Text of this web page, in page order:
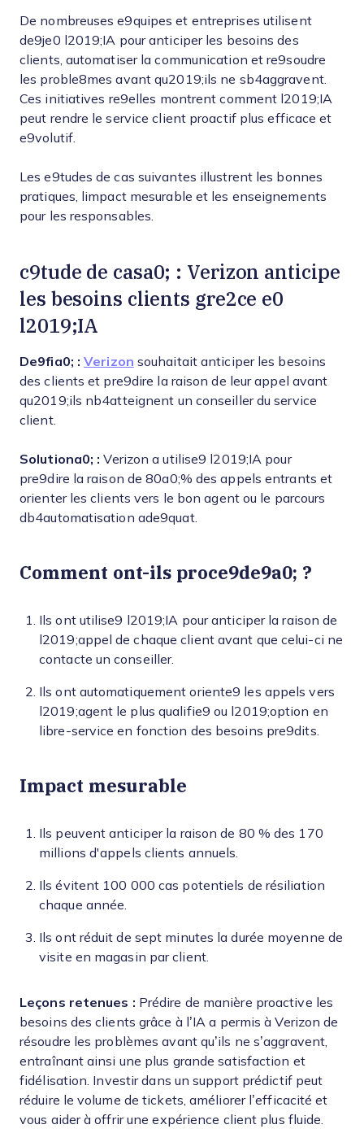
De nombreuses e9quipes et entreprises utilisent
de9je0 l2019;IA pour anticiper les besoins des
clients, automatiser la communication et re9soudre
les proble8mes avant qu2019;ils ne sb4aggravent.
Ces initiatives re9elles montrent comment l2019;IA
peut rendre le service client proactif plus efficace et
e9volutif.
Les e9tudes de cas suivantes illustrent les bonnes
pratiques, limpact mesurable et les enseignements
pour les responsables.
c9tude de casa0; : Verizon anticipe
les besoins clients gre2ce e0
l2019;IA
De9fia0; : Verizon souhaitait anticiper les besoins
des clients et pre9dire la raison de leur appel avant
qu2019;ils nb4atteignent un conseiller du service
client.
Solutiona0; : Verizon a utilise9 l2019;IA pour
pre9dire la raison de 80a0;% des appels entrants et
orienter les clients vers le bon agent ou le parcours
db4automatisation ade9quat.
Comment ont-ils proce9de9a0; ?
Ils ont utilise9 l2019;IA pour anticiper la raison de
l2019;appel de chaque client avant que celui-ci ne
contacte un conseiller.
Ils ont automatiquement oriente9 les appels vers
l2019;agent le plus qualifie9 ou l2019;option en
libre-service en fonction des besoins pre9dits.
Impact mesurable
Ils peuvent anticiper la raison de 80 % des 170
millions d'appels clients annuels.
Ils évitent 100 000 cas potentiels de résiliation
chaque année.
Ils ont réduit de sept minutes la durée moyenne de
visite en magasin par client.
Leçons retenues : Prédire de manière proactive les
besoins des clients grâce à l’IA a permis à Verizon de
résoudre les problèmes avant qu’ils ne s’aggravent,
entraînant ainsi une plus grande satisfaction et
fidélisation. Investir dans un support prédictif peut
réduire le volume de tickets, améliorer l’efficacité et
vous aider à offrir une expérience client plus fluide.